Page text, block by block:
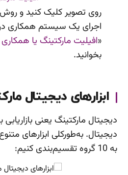
روی تصویر کلیک کنید و
اجرای یک سیستم همکاری
«افیلیت مارکتینگ یا
بخوانید.
ابزارهای دیجیتال
دیجیتال مارکتینگ یعنی
دیجیتال. به‌طورکلی ابزارهای
به 10 گروه تقسیم‌بندی کنیم: